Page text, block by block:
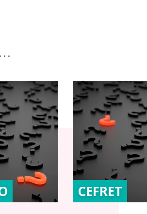
CEFRET